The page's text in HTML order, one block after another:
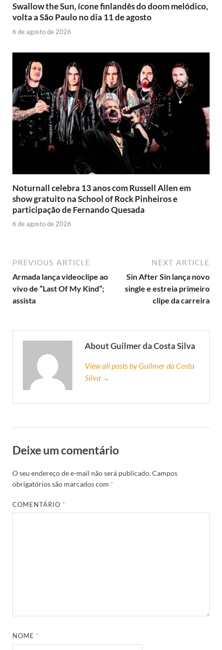
Swallow the Sun, ícone finlandês do doom melódico,
volta a São Paulo no dia 11 de agosto
6 de agosto de 2026
Noturnall celebra 13 anos com Russell Allen em
show gratuito na School of Rock Pinheiros e
participação de Fernando Quesada
6 de agosto de 2026
PREVIOUS ARTICLE
Armada lança videoclipe ao
vivo de “Last Of My Kind”;
assista
NEXT ARTICLE
Sin After Sin lança novo
single e estreia primeiro
clipe da carreira
About Guilmer da Costa Silva
View all posts by Guilmer da Costa
Silva →
Deixe um comentário
O seu endereço de e-mail não será publicado.Campos
obrigatórios são marcados com *
COMENTÁRIO*
NOME*